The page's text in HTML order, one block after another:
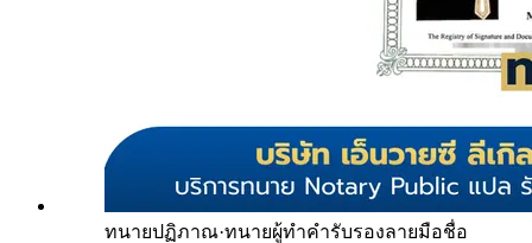
ทนายปฏิภาณ·ทนายผู้ทำคำรับรองลายมือชื่อ